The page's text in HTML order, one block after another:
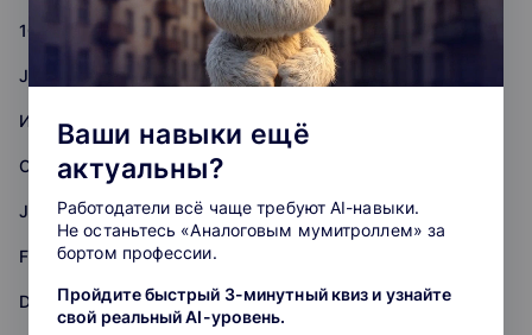
1C-разработка
Java-разработка
Информационная безопасность
Системное администрирование
JavaScript-разработка
Frontend-разработка
Data Science
Ваши навыки ещё
актуальны?
Работодатели всё чаще требуют AI-навыки.
Не останьтесь «Аналоговым мумитроллем» за
бортом профессии.
Пройдите быстрый 3-минутный квиз и узнайте
свой реальный AI-уровень.